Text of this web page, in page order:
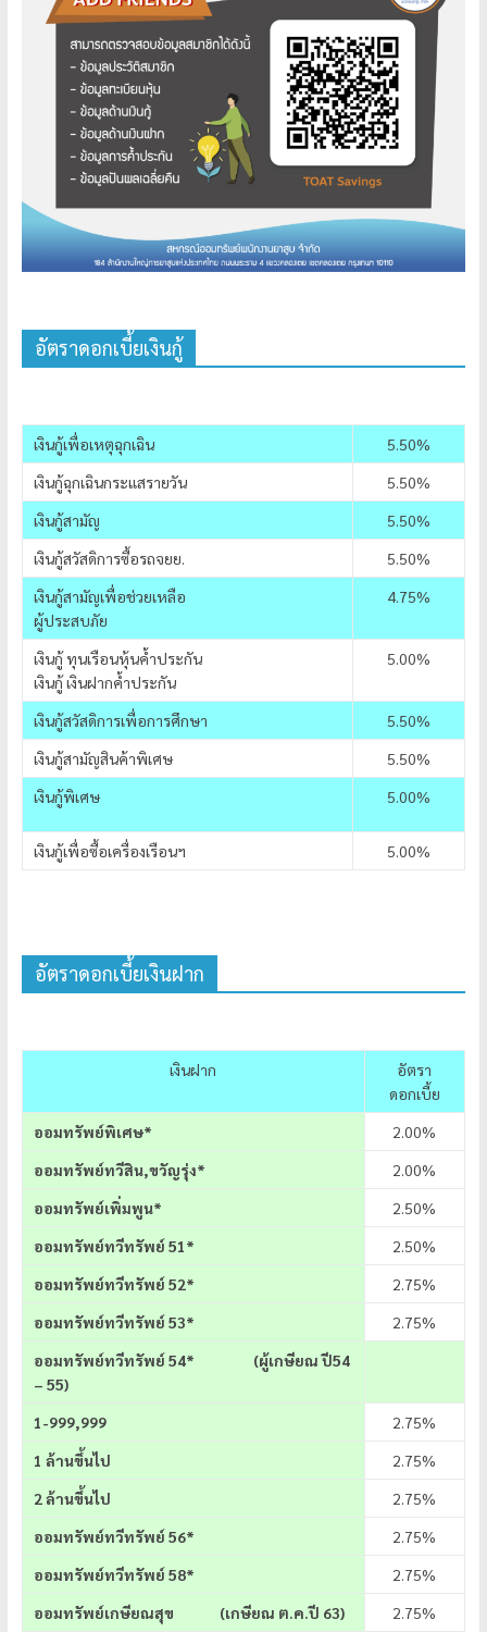
อัตราดอกเบี้ยเงินกู้
เงินกู้เพื่อเหตุฉุกเฉิน
5.50%
เงินกู้ฉุกเฉินกระแสรายวัน
5.50%
เงินกู้สามัญ
5.50%
เงินกู้สวัสดิการซื้อรถจยย.
5.50%
เงินกู้สามัญเพื่อช่วยเหลือ
ผู้ประสบภัย
4.75%
เงินกู้ ทุนเรือนหุ้นค้ำประกัน
เงินกู้ เงินฝากค้ำประกัน
5.00%
เงินกู้สวัสดิการเพื่อการศึกษา
5.50%
เงินกู้สามัญสินค้าพิเศษ
5.50%
เงินกู้พิเศษ
5.00%
เงินกู้เพื่อซื้อเครื่องเรือนฯ 5.00%
อัตราดอกเบี้ยเงินฝาก
เงินฝาก
อัตรา
ดอกเบี้ย
ออมทรัพย์พิเศษ*
2.00%
ออมทรัพย์ทวีสิน,ขวัญรุ่ง*
2.00%
ออมทรัพย์เพิ่มพูน*
2.50%
ออมทรัพย์ทวีทรัพย์ 51*
2.50%
ออมทรัพย์ทวีทรัพย์ 52*
2.75%
ออมทรัพย์ทวีทรัพย์ 53*
2.75%
ออมทรัพย์ทวีทรัพย์ 54* (ผู้เกษียณ ปี54
– 55)
1-999,999
2.75%
1 ล้านขึ้นไป
2.75%
2 ล้านขึ้นไป
2.75%
ออมทรัพย์ทวีทรัพย์ 56*
2.75%
ออมทรัพย์ทวีทรัพย์ 58*
2.75%
ออมทรัพย์เกษียณสุข (เกษียณ ต.ค.ปี 63)
2.75%